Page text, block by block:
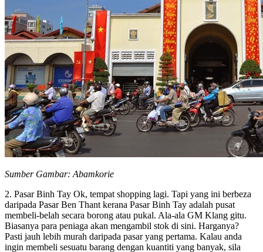
Sumber Gambar: Abamkorie
2. Pasar Binh Tay Ok, tempat shopping lagi. Tapi yang ini berbeza
daripada Pasar Ben Thant kerana Pasar Binh Tay adalah pusat
membeli-belah secara borong atau pukal. Ala-ala GM Klang gitu.
Biasanya para peniaga akan mengambil stok di sini. Harganya?
Pasti jauh lebih murah daripada pasar yang pertama. Kalau anda
ingin membeli sesuatu barang dengan kuantiti yang banyak, sila